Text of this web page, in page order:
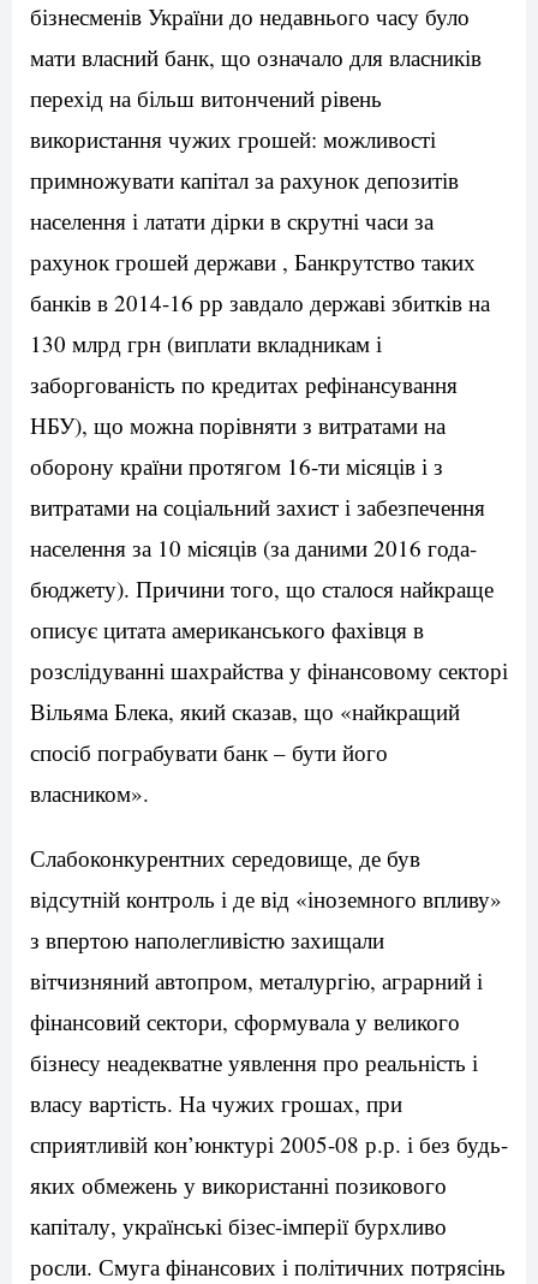
бізнесменів України до недавнього часу було
мати власний банк, що означало для власників
перехід на більш витончений рівень
використання чужих грошей: можливості
примножувати капітал за рахунок депозитів
населення і латати дірки в скрутні часи за
рахунок грошей держави , Банкрутство таких
банків в 2014-16 рр завдало державі збитків на
130 млрд грн (виплати вкладникам і
заборгованість по кредитах рефінансування
НБУ), що можна порівняти з витратами на
оборону країни протягом 16-ти місяців і з
витратами на соціальний захист і забезпечення
населення за 10 місяців (за даними 2016 года-
бюджету). Причини того, що сталося найкраще
описує цитата американського фахівця в
розслідуванні шахрайства у фінансовому секторі
Вільяма Блека, який сказав, що «найкращий
спосіб пограбувати банк – бути його
власником».
Слабоконкурентних середовище, де був
відсутній контроль і де від «іноземного впливу»
з впертою наполегливістю захищали
вітчизняний автопром, металургію, аграрний і
фінансовий сектори, сформувала у великого
бізнесу неадекватне уявлення про реальність і
власу вартість. На чужих грошах, при
сприятливій кон’юнктурі 2005-08 р.р. і без будь-
яких обмежень у використанні позикового
капіталу, українські бізес-імперії бурхливо
росли. Смуга фінансових і політичних потрясінь